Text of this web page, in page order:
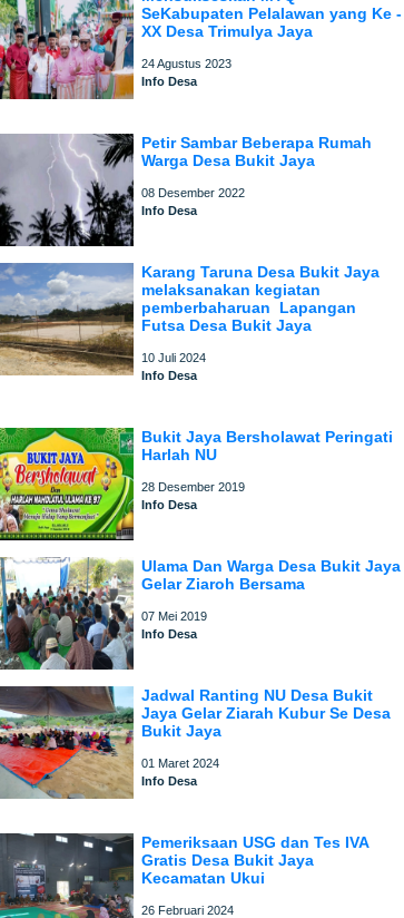
SeKabupaten Pelalawan yang Ke -
XX Desa Trimulya Jaya
24 Agustus 2023
Info Desa
Petir Sambar Beberapa Rumah
Warga Desa Bukit Jaya
08 Desember 2022
Info Desa
Karang Taruna Desa Bukit Jaya
melaksanakan kegiatan
pemberbaharuan Lapangan
Futsa Desa Bukit Jaya
10 Juli 2024
Info Desa
Bukit Jaya Bersholawat Peringati
Harlah NU
28 Desember 2019
Info Desa
Ulama Dan Warga Desa Bukit Jaya
Gelar Ziaroh Bersama
07 Mei 2019
Info Desa
Jadwal Ranting NU Desa Bukit
Jaya Gelar Ziarah Kubur Se Desa
Bukit Jaya
01 Maret 2024
Info Desa
Pemeriksaan USG dan Tes IVA
Gratis Desa Bukit Jaya
Kecamatan Ukui
26 Februari 2024